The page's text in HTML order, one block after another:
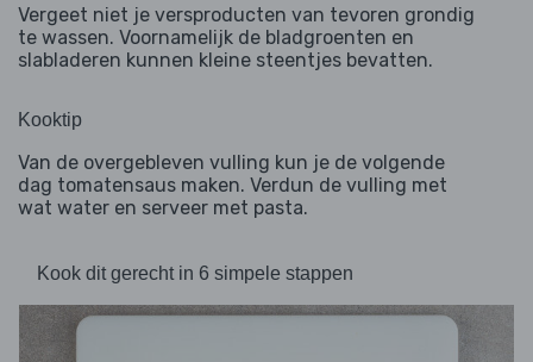
Vergeet niet je versproducten van tevoren grondig
te wassen. Voornamelijk de bladgroenten en
slabladeren kunnen kleine steentjes bevatten.
Kooktip
Van de overgebleven vulling kun je de volgende
dag tomatensaus maken. Verdun de vulling met
wat water en serveer met pasta.
Kook dit gerecht in 6 simpele stappen